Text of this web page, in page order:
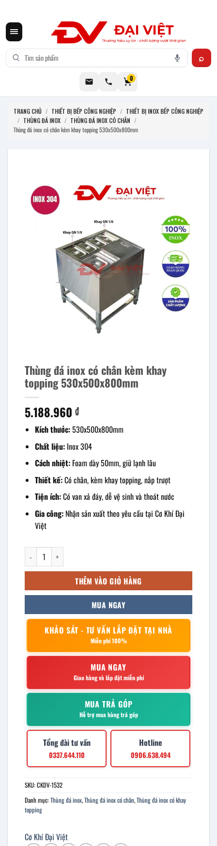
0
TRANG CHỦ / THIẾT BỊ BẾP CÔNG NGHIỆP / THIẾT BỊ INOX BẾP CÔNG NGHIỆP
/ THÙNG ĐÁ INOX / THÙNG ĐÁ INOX CÓ CHÂN /
Thùng đá inox có chân kèm khay topping 530x500x800mm
Thùng đá inox có chân kèm khay
topping 530x500x800mm
5.188.960 ₫
Kích thước:530x500x800mm
Chất liệu:Inox 304
Cách nhiệt:Foam dày 50mm, giữ lạnh lâu
Thiết kế:Có chân, kèm khay topping, nắp trượt
Tiện ích:Có van xả đáy, dễ vệ sinh và thoát nước
Gia công:Nhận sản xuất theo yêu cầu tại Cơ Khí Đại
Việt
Thùng đá inox có chân kèm khay topping 530x500x800mm số lượng
THÊM VÀO GIỎ HÀNG
MUA NGAY
KHẢO SÁT - TƯ VẤN LẮP ĐẶT TẠI NHÀ
Miễn phí 100%
MUA NGAY
Giao hàng và lắp đặt miễn phí
MUA TRẢ GÓP
Hỗ trợ mua hàng trả góp
Tổng đài tư vấn
0337.644.110
Hotline
0906.638.494
SKU:CKDV-1532
Danh mục:Thùng đá inox,Thùng đá inox có chân,Thùng đá inox có khay
topping
Cơ Khí Đại Việt